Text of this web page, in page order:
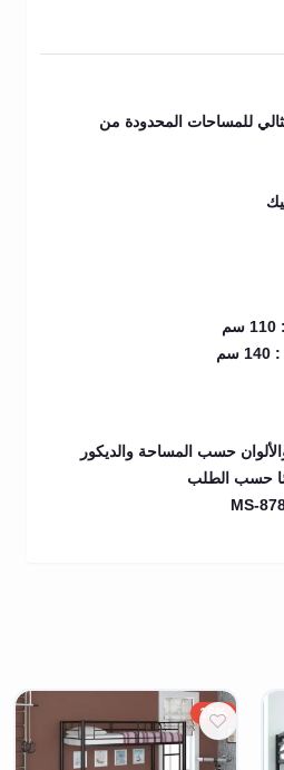
للمساحات المحدودة من
حسب المساحة والديكور
حسب الطلب
15%